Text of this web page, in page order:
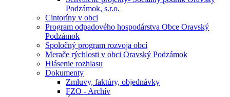
Podzámok, s.r.o.
Cintoríny v obci
Program odpadového hospodárstva Obce Oravský
Podzámok
Spoločný program rozvoja obcí
Merače rýchlosti v obci Oravský Podzámok
Hlásenie rozhlasu
Dokumenty
Zmluvy, faktúry, objednávky
FZO - Archív